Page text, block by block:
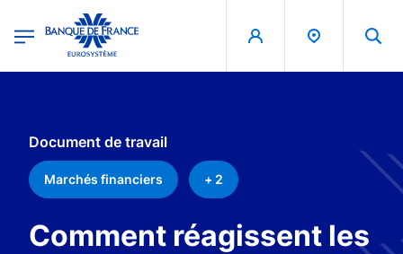
Banque de France - Menu Principal
Document de travail
Marchés financiers + 2
Comment réagissent les